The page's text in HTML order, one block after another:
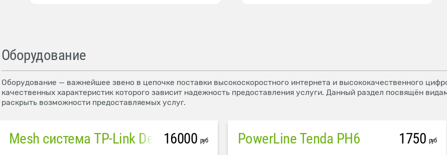
Оборудование
Оборудование — важнейшее звено в цепочке поставки высокоскоростного интернета и высококачественного
качественных характеристик которого зависит надежность предоставления услуги. Данный раздел посвящён
раскрыть возможности предоставляемых услуг.
Mesh система TP-Link Deco M4 (3 устройства)
16000 руб PowerLine Tenda PH6 1750 руб